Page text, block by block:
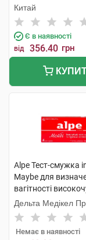
вагітності 1 набір
Китай
Є в наявності
від 356.40 грн
Alpe Тест-смужка
Maybe для
вагітності
мМО/мл 1 шт
Дельта Медікел
Немає в наявності